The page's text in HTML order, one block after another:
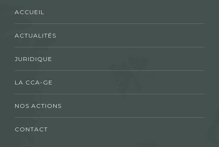
ACCUEIL
ACTUALITÉS
JURIDIQUE
LA CCA-GE
NOS ACTIONS
CONTACT